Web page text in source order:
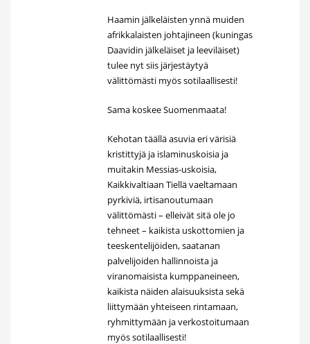
Haamin jälkeläisten ynnä muiden
afrikkalaisten johtajineen (kuningas
Daavidin jälkeläiset ja leeviläiset)
tulee nyt siis järjestäytyä
välittömästi myös sotilaallisesti!
Sama koskee Suomenmaata!
Kehotan täällä asuvia eri värisiä
kristittyjä ja islaminuskoisia ja
muitakin Messias-uskoisia,
Kaikkivaltiaan Tiellä vaeltamaan
pyrkiviä, irtisanoutumaan
välittömästi – elleivät sitä ole jo
tehneet – kaikista uskottomien ja
teeskentelijöiden, saatanan
palvelijoiden hallinnoista ja
viranomaisista kumppaneineen,
kaikista näiden alaisuuksista sekä
liittymään yhteiseen rintamaan,
ryhmittymään ja verkostoitumaan
myös sotilaallisesti!